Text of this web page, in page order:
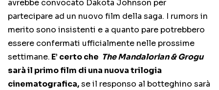
avrebbe convocato Dakota Johnson per
partecipare ad un nuovo film della saga. I rumors in
merito sono insistenti e a quanto pare potrebbero
essere confermati ufficialmente nelle prossime
settimane. E’ certo che The Mandalorian & Grogu
sarà il primo film di una nuova trilogia
cinematografica,se il responso al botteghino sarà